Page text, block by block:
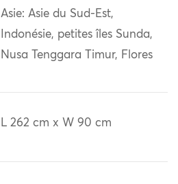
Asie: Asie du Sud-Est,
Indonésie, petites îles Sunda,
Nusa Tenggara Timur, Flores
L 262 cm x W 90 cm